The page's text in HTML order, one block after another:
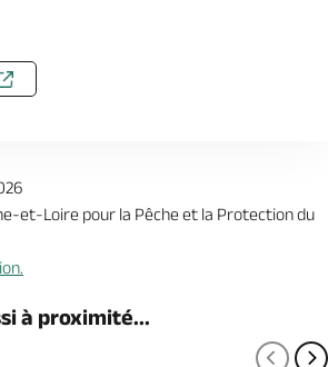
et-Loire pour la Pêche et la Protection du
à proximité...